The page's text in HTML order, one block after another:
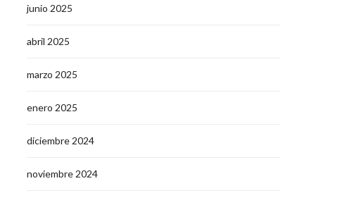
junio 2025
abril 2025
marzo 2025
enero 2025
diciembre 2024
noviembre 2024